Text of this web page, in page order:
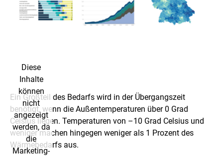
Diese
Inhalte
können
nicht
angezeigt
werden, da
die
Marketing-
Ein Großteil des Bedarfs wird in der Übergangszeit
benötigt, wenn die Außentemperaturen über 0 Grad
Celsius liegen. Temperaturen von –10 Grad Celsius und
weniger machen hingegen weniger als 1 Prozent des
Wärmebedarfs aus.